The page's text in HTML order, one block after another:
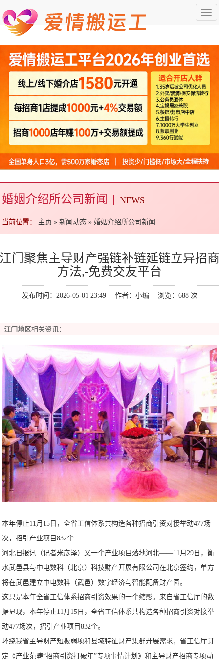
婚姻介绍所公司新闻 | NEWS
当前位置： 主页 » 新闻动态 » 婚姻介绍所公司新闻
江门聚焦主导财产强链补链延链立异招商
方法,-免费交友平台
发布时间：2026-05-01 23:49 作者：小编 浏览： 688 次
江门地区相关资讯：
本年停止11月15日，全省工信体系共构造各种招商引资对接举动477场
次，招引产业项目832个
河北日报讯（记者米彦泽）又一个产业项目落地河北——11月29日，衡
水武邑县与中电数科（北京）科技财产开展有限公司在北京签约，单方
将在武邑建立中电数科（武邑）数字经济与智能配备财产园。
这只是本年全省工信体系招商引资效果的一个缩影。来自省工信厅的数
据显现，本年停止11月15日，全省工信体系共构造各种招商引资对接举
动477场次，招引产业项目832个。
环绕我省主导财产短板弱项和县域特征财产集群开展需求，省工信厅订
定《产业范畴“招商引资打破年”专项事情计划》和主导财产招商专项动